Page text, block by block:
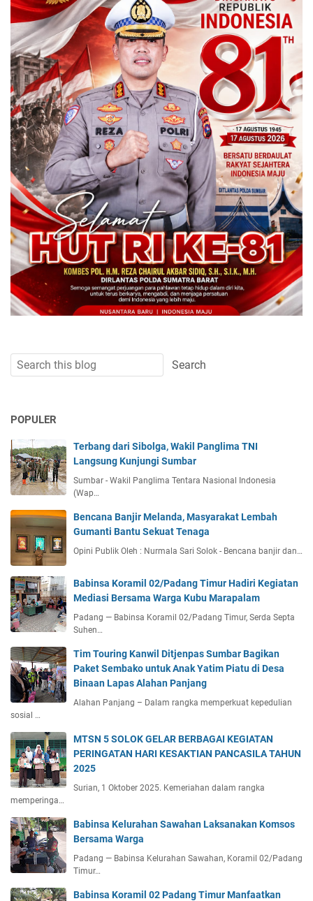
POPULER
Terbang dari Sibolga, Wakil Panglima TNI
Langsung Kunjungi Sumbar
Sumbar - Wakil Panglima Tentara Nasional Indonesia
(Wap…
Bencana Banjir Melanda, Masyarakat Lembah
Gumanti Bantu Sekuat Tenaga
Opini Publik Oleh : Nurmala Sari Solok - Bencana banjir dan…
Babinsa Koramil 02/Padang Timur Hadiri Kegiatan
Mediasi Bersama Warga Kubu Marapalam
Padang — Babinsa Koramil 02/Padang Timur, Serda Septa
Suhen…
Tim Touring Kanwil Ditjenpas Sumbar Bagikan
Paket Sembako untuk Anak Yatim Piatu di Desa
Binaan Lapas Alahan Panjang
Alahan Panjang – Dalam rangka memperkuat kepedulian
sosial …
MTSN 5 SOLOK GELAR BERBAGAI KEGIATAN
PERINGATAN HARI KESAKTIAN PANCASILA TAHUN
2025
Surian, 1 Oktober 2025. Kemeriahan dalam rangka
memperinga…
Babinsa Kelurahan Sawahan Laksanakan Komsos
Bersama Warga
Padang — Babinsa Kelurahan Sawahan, Koramil 02/Padang
Timur…
Babinsa Koramil 02 Padang Timur Manfaatkan